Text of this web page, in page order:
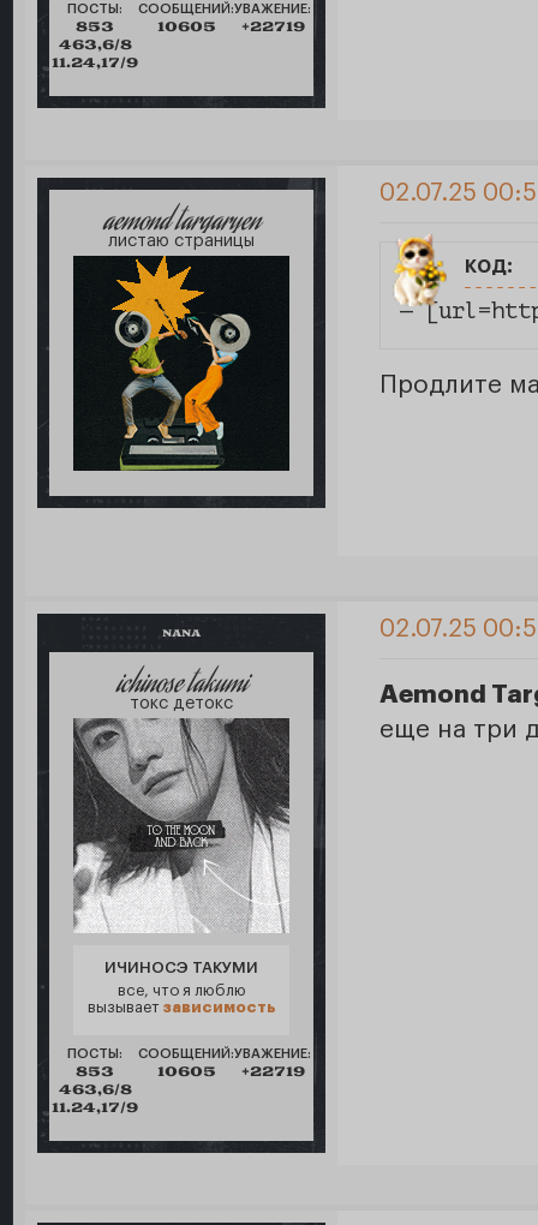
ПОСТЫ:
853
463,6/8
11.24,17/9
СООБЩЕНИЙ:
10605
УВАЖЕНИЕ:
+22719
aemond targaryen
листаю страницы
02.07.25
код:
—
Продлите
NANA
ichinose takumi
токс детокс
ИЧИНОСЭ ТАКУМИ
все, что я люблю
вызывает зависимость
ПОСТЫ:
853
463,6/8
11.24,17/9
СООБЩЕНИЙ:
10605
УВАЖЕНИЕ:
+22719
02.07.25
Aemond
еще на три